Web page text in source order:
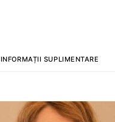
INFORMAȚII SUPLIMENTARE